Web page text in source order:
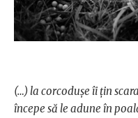
(…) la corcoduşe îi ţin
începe să le adune în